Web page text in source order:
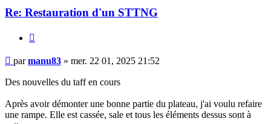
Re: Restauration d'un STTNG
Message
parmanu83 » mer. 22 01, 2025 21:52
Des nouvelles du taff en cours
Après avoir démonter une bonne partie du plateau, j'ai voulu refaire
une rampe. Elle est cassée, sale et tous les éléments dessus sont à